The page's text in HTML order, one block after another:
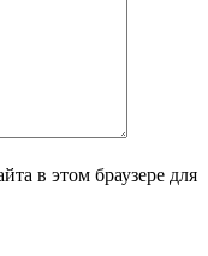
в этом браузере для